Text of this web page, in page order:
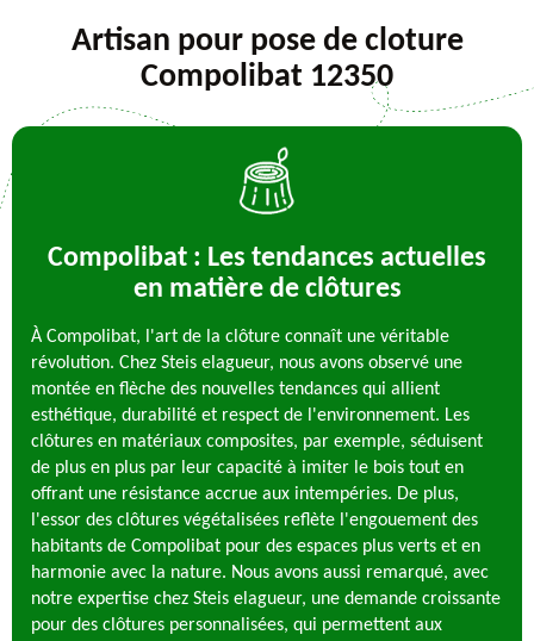
Artisan pour pose de cloture
Compolibat 12350
Compolibat : Les tendances actuelles
en matière de clôtures
À Compolibat, l'art de la clôture connaît une véritable
révolution. Chez Steis elagueur, nous avons observé une
montée en flèche des nouvelles tendances qui allient
esthétique, durabilité et respect de l'environnement. Les
clôtures en matériaux composites, par exemple, séduisent
de plus en plus par leur capacité à imiter le bois tout en
offrant une résistance accrue aux intempéries. De plus,
l'essor des clôtures végétalisées reflète l'engouement des
habitants de Compolibat pour des espaces plus verts et en
harmonie avec la nature. Nous avons aussi remarqué, avec
notre expertise chez Steis elagueur, une demande croissante
pour des clôtures personnalisées, qui permettent aux